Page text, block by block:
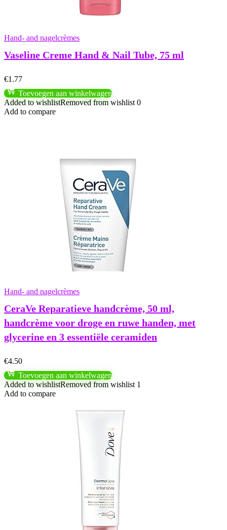
Hand- and nagelcrèmes
Vaseline Creme Hand & Nail Tube, 75 ml
€1.77
Toevoegen aan winkelwagen
Added to wishlistRemoved from wishlist 0
Add to compare
Hand- and nagelcrèmes
CeraVe Reparatieve handcrème, 50 ml,
handcrème voor droge en ruwe handen, met
glycerine en 3 essentiële ceramiden
€4.50
Toevoegen aan winkelwagen
Added to wishlistRemoved from wishlist 1
Add to compare